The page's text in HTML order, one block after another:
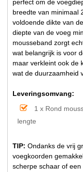
perfect om de
breedte van minimaal
voldoende dikte van
diepte van de voeg
mousseband zorgt
wat belangrijk is voor
maar verkleint ook de
wat de duurzaamheid
Leveringsomvang:
1 x Rond
lengte
TIP: Ondanks de vrij
voegkoorden
scherpe schaar of een